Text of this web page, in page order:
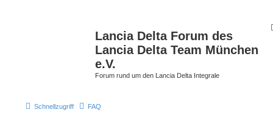
Lancia Delta Forum des
Lancia Delta Team München
e.V.
Forum rund um den Lancia Delta Integrale
Schnellzugriff FAQ